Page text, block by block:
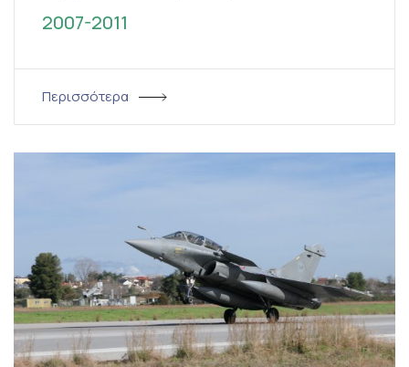
2007-2011
Περισσότερα